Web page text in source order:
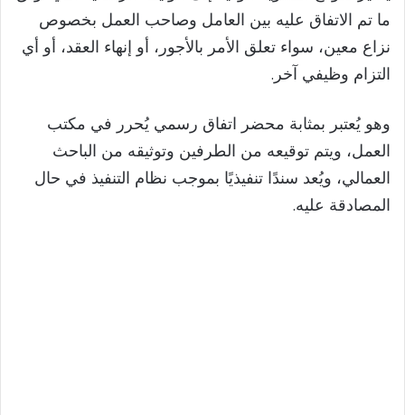
i
e
ما تم الاتفاق عليه بين العامل وصاحب العمل بخصوص
نزاع معين، سواء تعلق الأمر بالأجور، أو إنهاء العقد، أو أي
التزام وظيفي آخر.
وهو يُعتبر بمثابة محضر اتفاق رسمي يُحرر في مكتب
العمل، ويتم توقيعه من الطرفين وتوثيقه من الباحث
العمالي، ويُعد سندًا تنفيذيًا بموجب نظام التنفيذ في حال
المصادقة عليه.